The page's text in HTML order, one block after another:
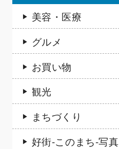
美容・医療
グルメ
お買い物
観光
まちづくり
好街-このまち-写真